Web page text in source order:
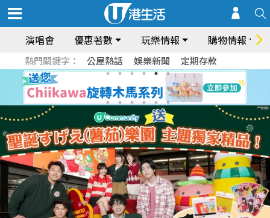
演唱會 優惠著數 玩樂情報 購物情報
熱門關鍵字： 公屋熱話 娛樂新聞 定期存款